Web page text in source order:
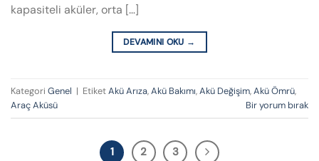
kapasiteli aküler, orta […]
DEVAMINI OKU →
Kategori Genel | EtiketAkü Arıza,Akü Bakımı,Akü Değişim,Akü Ömrü,
Araç Aküsü
Bir yorum bırak
1 2 3